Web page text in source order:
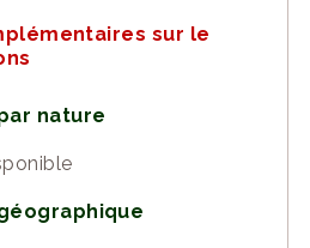
sur le
nature